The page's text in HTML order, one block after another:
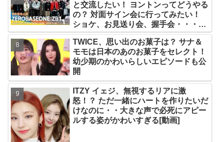
と交流したい！ ヨントンってどうやる
の？ 対面サイン会に行ってみたい！
ショケ、お見送り会、握手会・・・リ
リースイベントあれこれを紹介
TWICE、思い出のお菓子は？ サナ＆
モモは日本のあのお菓子をセレクト！
幼少期のかわいらしいエピソードも公
開
ITZY イェジ、無視するリアに激
怒！？ ただ一緒にハートを作りたいだ
けなのに・・大きな声で必死にアピー
ルする姿がかわいすぎる[動画]